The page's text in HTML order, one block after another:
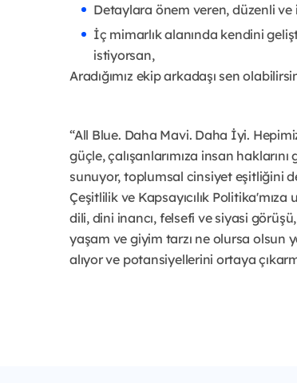
Detaylara önem veren, düzenli ve
İç mimarlık alanında kendini
istiyorsan,
Aradığımız ekip arkadaşı sen
“All Blue. Daha Mavi. Daha İyi.
güçle, çalışanlarımıza insan
sunuyor, toplumsal cinsiyet eşitliğini
Çeşitlilik ve Kapsayıcılık
dili, dini inancı, felsefi ve siyasi
yaşam ve giyim tarzı ne olursa olsun
alıyor ve potansiyellerini ortaya